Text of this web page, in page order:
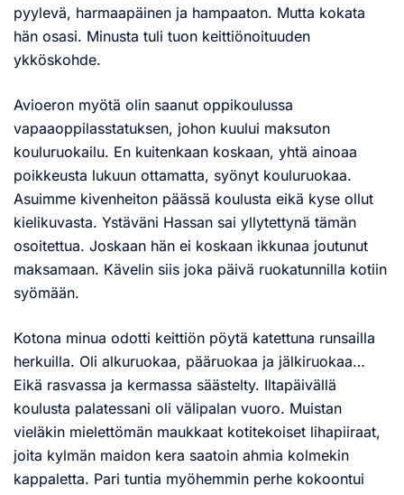
pyylevä, harmaapäinen ja hampaaton. Mutta kokata
hän osasi. Minusta tuli tuon keittiönoituuden
ykköskohde.
Avioeron myötä olin saanut oppikoulussa
vapaaoppilasstatuksen, johon kuului maksuton
kouluruokailu. En kuitenkaan koskaan, yhtä ainoaa
poikkeusta lukuun ottamatta, syönyt kouluruokaa.
Asuimme kivenheiton päässä koulusta eikä kyse ollut
kielikuvasta. Ystäväni Hassan sai yllytettynä tämän
osoitettua. Joskaan hän ei koskaan ikkunaa joutunut
maksamaan. Kävelin siis joka päivä ruokatunnilla kotiin
syömään.
Kotona minua odotti keittiön pöytä katettuna runsailla
herkuilla. Oli alkuruokaa, pääruokaa ja jälkiruokaa…
Eikä rasvassa ja kermassa säästelty. Iltapäivällä
koulusta palatessani oli välipalan vuoro. Muistan
vieläkin mielettömän maukkaat kotitekoiset lihapiiraat,
joita kylmän maidon kera saatoin ahmia kolmekin
kappaletta. Pari tuntia myöhemmin perhe kokoontui